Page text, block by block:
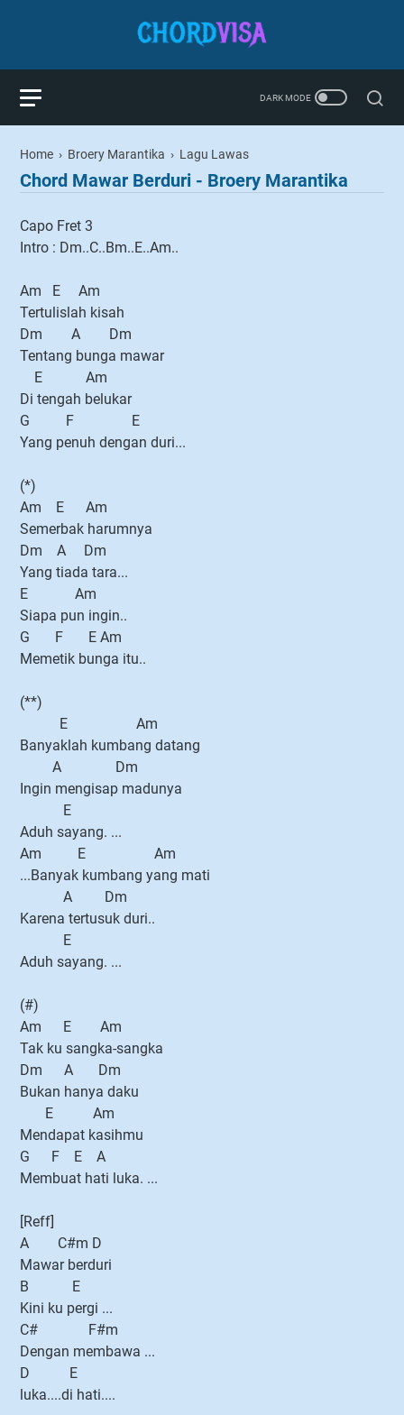
Home › Broery Marantika › Lagu Lawas
Chord Mawar Berduri - Broery Marantika
Capo Fret 3
Intro : Dm..C..Bm..E..Am..
Am E Am
Tertulislah kisah
Dm A Dm
Tentang bunga mawar
E Am
Di tengah belukar
G F E
Yang penuh dengan duri...
(*)
Am E Am
Semerbak harumnya
Dm A Dm
Yang tiada tara...
E Am
Siapa pun ingin..
G F E Am
Memetik bunga itu..
(**)
E Am
Banyaklah kumbang datang
A Dm
Ingin mengisap madunya
E
Aduh sayang. ...
Am E Am
...Banyak kumbang yang mati
A Dm
Karena tertusuk duri..
E
Aduh sayang. ...
(#)
Am E Am
Tak ku sangka-sangka
Dm A Dm
Bukan hanya daku
E Am
Mendapat kasihmu
G F E A
Membuat hati luka. ...
[Reff]
A C#m D
Mawar berduri
B E
Kini ku pergi ...
C# F#m
Dengan membawa ...
D E
luka....di hati....